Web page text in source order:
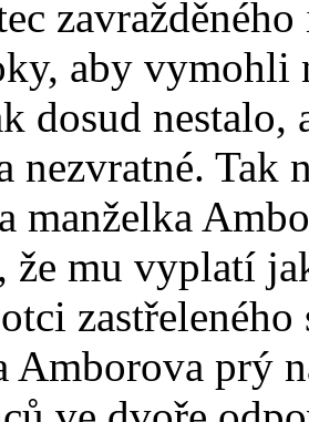
aby vymohli
dosud
nezvratné. Tak
manželka
mu vyplatí
Amborova prý